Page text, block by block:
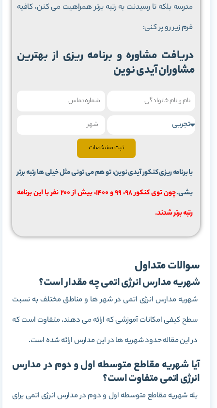
مدرسه بلکه تا رسیدنت به رتبه برتر همراهیت می کنن، کافیه
فرم زیر رو پر کنی:
دریافت مشاوره و برنامه ریزی از بهترین
مشاوران آیدی نوین
ثبت مشخصات
با برنامه ریزی کنکور آیدی نوین، تو هم می تونی مثل خیلی ها رتبه برتر
بشی.
چون توی کنکور 98، 99 و 1400، بیش از 200 نفر با این برنامه
رتبه برتر شدند.
سوالات متداول
شهریه مدارس انرژی اتمی چه مقدار است؟
شهریه مدارس انرژی اتمی در شهر ها و مناطق مختلف به نسبت
سطح کیفی امکانات آموزشی که ارائه می دهند، متفاوت است که
در این مقاله حدود شهریه ها در این مدارس ارائه شده است.
آیا شهریه مقاطع متوسطه اول و دوم در مدارس
انرژی اتمی متفاوت است؟
بله شهریه مقاطع متوسطه اول و دوم در مدارس انرژی اتمی برای